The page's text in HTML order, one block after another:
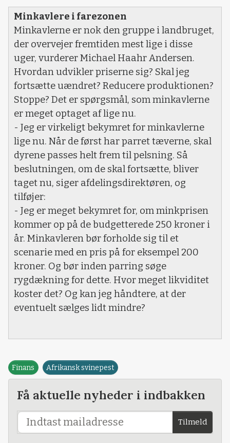
Minkavlere i farezonen
Minkavlerne er nok den gruppe i landbruget,
der overvejer fremtiden mest lige i disse
uger, vurderer Michael Haahr Andersen.
Hvordan udvikler priserne sig? Skal jeg
fortsætte uændret? Reducere produktionen?
Stoppe? Det er spørgsmål, som minkavlerne
er meget optaget af lige nu.
- Jeg er virkeligt bekymret for minkavlerne
lige nu. Når de først har parret tæverne, skal
dyrene passes helt frem til pelsning. Så
beslutningen, om de skal fortsætte, bliver
taget nu, siger afdelingsdirektøren, og
tilføjer:
- Jeg er meget bekymret for, om minkprisen
kommer op på de budgetterede 250 kroner i
år. Minkavleren bør forholde sig til et
scenarie med en pris på for eksempel 200
kroner. Og bør inden parring søge
rygdækning for dette. Hvor meget likviditet
koster det? Og kan jeg håndtere, at der
eventuelt sælges lidt mindre?
Finans Afrikansk svinepest
Få aktuelle nyheder i indbakken
Tilmeld